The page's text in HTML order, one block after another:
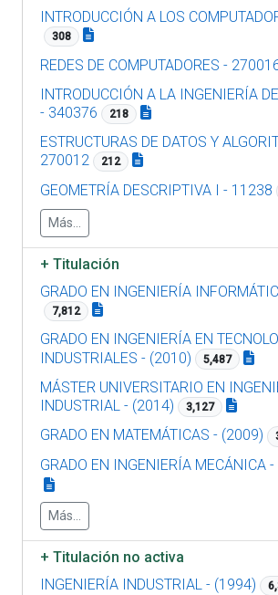
INTRODUCCIÓN A LOS
308
REDES DE COMPUTADORES -
INTRODUCCIÓN A LA INGENIERÍA
- 340376
218
ESTRUCTURAS DE DATOS Y
270012
212
GEOMETRÍA DESCRIPTIVA I - 11238
Más...
+Titulación
GRADO EN INGENIERÍA
7,812
GRADO EN INGENIERÍA EN
INDUSTRIALES - (2010)
5,487
MÁSTER UNIVERSITARIO EN
INDUSTRIAL - (2014)
3,127
GRADO EN MATEMÁTICAS - (2009)
GRADO EN INGENIERÍA MECÁNICA
Más...
+Titulación no activa
INGENIERÍA INDUSTRIAL - (1994)